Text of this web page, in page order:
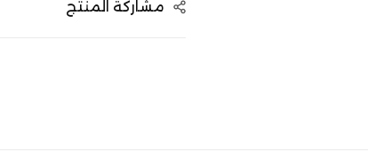
مشاركة المنتج